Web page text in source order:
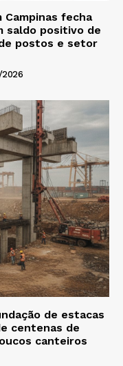
fecha
saldo positivo de
postos e setor
de estacas
centenas de
canteiros